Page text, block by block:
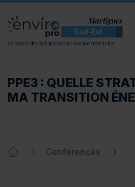
ENVIROpro Sud-Est - Martigues
Martigues
Sud-Est
Le salon des solutions environnementales
PPE3 : QUELLE
PPE3 : QUELLE
MA TRANSITION
Conférences